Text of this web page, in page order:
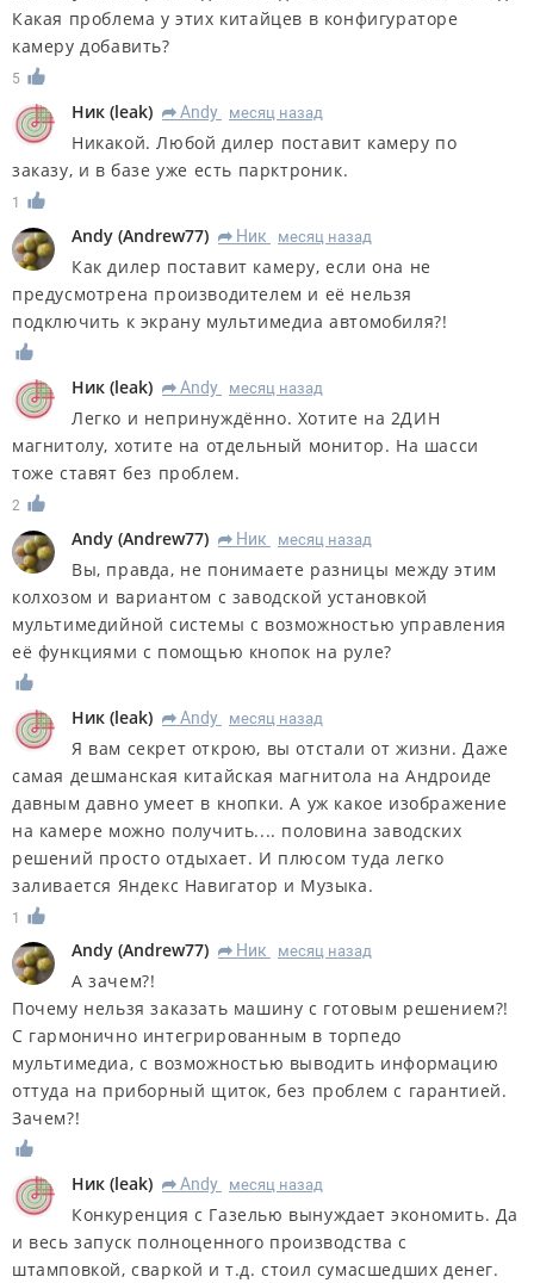
Какая проблема у этих китайцев в конфигураторе
камеру добавить?
5
Ник (leak) R Andy месяц назад
Никакой. Любой дилер поставит камеру по
заказу, и в базе уже есть парктроник.
1
Andy (Andrew77) R Ник месяц назад
Как дилер поставит камеру, если она не
предусмотрена производителем и её нельзя
подключить к экрану мультимедиа автомобиля?!
Ник (leak) R Andy месяц назад
Легко и непринуждённо. Хотите на 2ДИН
магнитолу, хотите на отдельный монитор. На шасси
тоже ставят без проблем.
2
Andy (Andrew77) R Ник месяц назад
Вы, правда, не понимаете разницы между этим
колхозом и вариантом с заводской установкой
мультимедийной системы с возможностью управления
её функциями с помощью кнопок на руле?
Ник (leak) R Andy месяц назад
Я вам секрет открою, вы отстали от жизни. Даже
самая дешманская китайская магнитола на Андроиде
давным давно умеет в кнопки. А уж какое изображение
на камере можно получить.... половина заводских
решений просто отдыхает. И плюсом туда легко
заливается Яндекс Навигатор и Музыка.
1
Andy (Andrew77) R Ник месяц назад
А зачем?!
Почему нельзя заказать машину с готовым решением?!
С гармонично интегрированным в торпедо
мультимедиа, с возможностью выводить информацию
оттуда на приборный щиток, без проблем с гарантией.
Зачем?!
Ник (leak) R Andy месяц назад
Конкуренция с Газелью вынуждает экономить. Да
и весь запуск полноценного производства с
штамповкой, сваркой и т.д. стоил сумасшедших денег.